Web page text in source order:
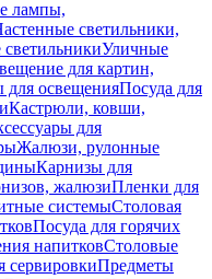
лампы,
светильники,
Уличные
для картин,
для освещенияПосуда для
Кастрюли, ковши,
для
Жалюзи, рулонные
Карнизы для
жалюзиПленки для
системыСтоловая
Посуда для горячих
напитковСтоловые
сервировкиПредметы